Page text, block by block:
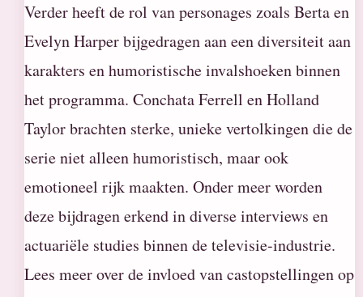
Verder heeft de rol van personages zoals Berta en
Evelyn Harper bijgedragen aan een diversiteit aan
karakters en humoristische invalshoeken binnen
het programma. Conchata Ferrell en Holland
Taylor brachten sterke, unieke vertolkingen die de
serie niet alleen humoristisch, maar ook
emotioneel rijk maakten. Onder meer worden
deze bijdragen erkend in diverse interviews en
actuariële studies binnen de televisie-industrie.
Lees meer over de invloed van castopstellingen op